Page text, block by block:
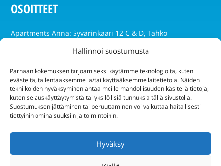
Hallinnoi suostumusta
Parhaan kokemuksen tarjoamiseksi käytämme teknologioita, kuten
evästeitä, tallentaaksemme ja/tai käyttääksemme laitetietoja. Näiden
tekniikoiden hyväksyminen antaa meille mahdollisuuden käsitellä tietoja,
kuten selauskäyttäytymistä tai yksilöllisiä tunnuksia tällä sivustolla.
Suostumuksen jättäminen tai peruuttaminen voi vaikuttaa haitallisesti
tiettyihin ominaisuuksiin ja toimintoihin.
Hyväksy
OSOITTEET
Apartments Anna: Syvärinkaari 12 C & D, Tahko
Apartments Golf: Golftie 3 as 5, Tahko
Apartments Huili: Sääskiniementie 434, Tahko
Apartments Tahko: Tahkokuja 2A, Tahko
Apartments Tähtitahko: Tähtitie 1, Tahko
Villa Ozero: Tahkokuja 3 B1, Tahko
Villa Prud: Lampikuja 4, Kuopio
Villa Valkama, Karsikkopolku 1, Tahko